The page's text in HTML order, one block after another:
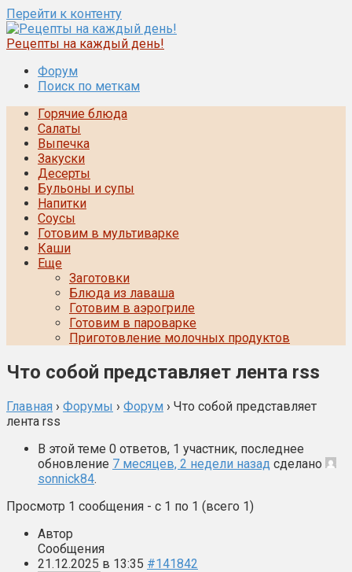
Перейти к контенту
Рецепты на каждый день!
Форум
Поиск по меткам
Горячие блюда
Салаты
Выпечка
Закуски
Десерты
Бульоны и супы
Напитки
Соусы
Готовим в мультиварке
Каши
Еще
Заготовки
Блюда из лаваша
Готовим в аэрогриле
Готовим в пароварке
Приготовление молочных продуктов
Что собой представляет лента rss
Главная › Форумы › Форум › Что собой представляет
лента rss
В этой теме 0 ответов, 1 участник, последнее
обновление 7 месяцев, 2 недели назад сделано
sonnick84.
Просмотр 1 сообщения - с 1 по 1 (всего 1)
Автор
Сообщения
21.12.2025 в 13:35 #141842